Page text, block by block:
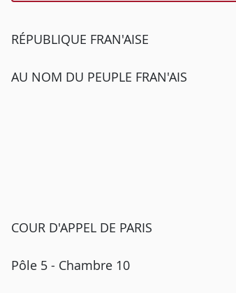
RÉPUBLIQUE FRAN'AISE
AU NOM DU PEUPLE FRAN'AIS
COUR D'APPEL DE PARIS
Pôle 5 - Chambre 10